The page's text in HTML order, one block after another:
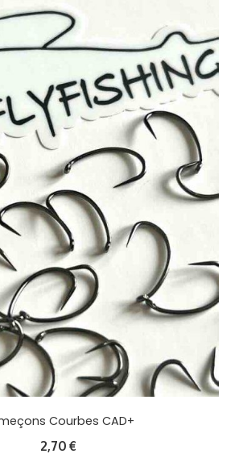
Courbes CAD+
2,70 €